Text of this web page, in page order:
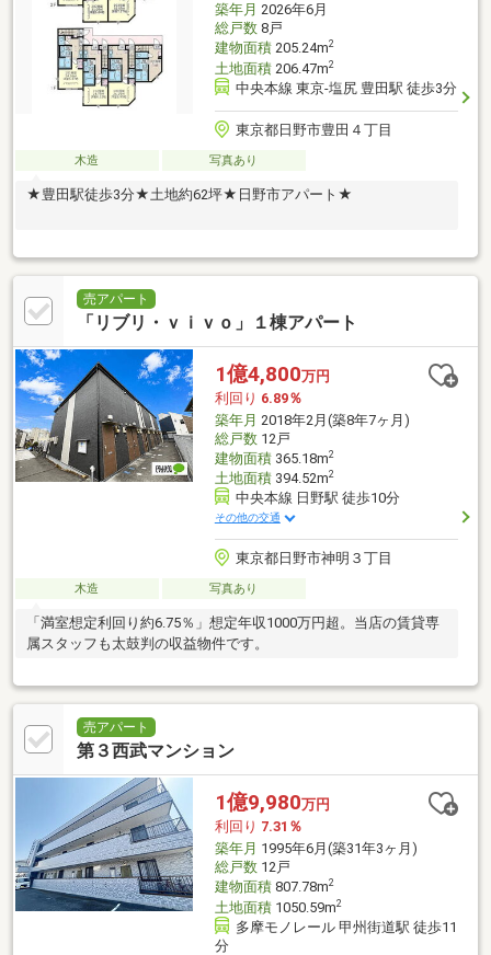
築年月 2026年6月
総戸数8戸
建物面積205.24m2
土地面積206.47m2
中央本線 東京-塩尻 豊田駅 徒歩3分
東京都日野市豊田４丁目
木造 写真あり
★豊田駅徒歩3分★土地約62坪★日野市アパート★
売アパート
「リブリ・ｖｉｖｏ」１棟アパート
1億4,800万円
利回り 6.89％
築年月 2018年2月(築8年7ヶ月)
総戸数12戸
建物面積365.18m2
土地面積394.52m2
中央本線 日野駅 徒歩10分
その他の交通
東京都日野市神明３丁目
木造 写真あり
「満室想定利回り約6.75％」想定年収1000万円超。当店の賃貸専
属スタッフも太鼓判の収益物件です。
売アパート
第３西武マンション
1億9,980万円
利回り 7.31％
築年月 1995年6月(築31年3ヶ月)
総戸数12戸
建物面積807.78m2
土地面積1050.59m2
多摩モノレール 甲州街道駅 徒歩11
分